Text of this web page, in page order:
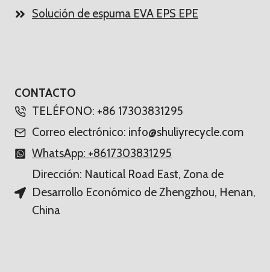
Solución de espuma EVA EPS EPE
CONTACTO
TELÉFONO: +86 17303831295
Correo electrónico: info@shuliyrecycle.com
WhatsApp: +8617303831295
Dirección: Nautical Road East, Zona de
Desarrollo Económico de Zhengzhou, Henan,
China